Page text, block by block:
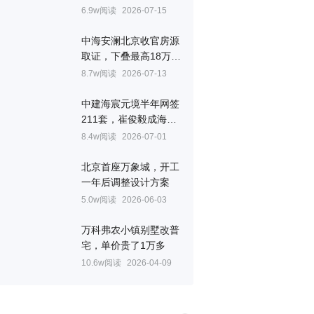
层、设备平台、一步阳
6.9w阅读 2026-07-15
中海安澜北京收官房源
取证，下叠最高18万/
㎡
8.7w阅读 2026-07-13
中建海宸元境半年网签
211套，崔俊毅成海淀
顶流
8.4w阅读 2026-07-01
北京首座万象城，开工
一年后调整设计方案
5.0w阅读 2026-06-03
万科弗农小镇别墅改普
宅，单价贵了1万多
10.6w阅读 2026-04-09